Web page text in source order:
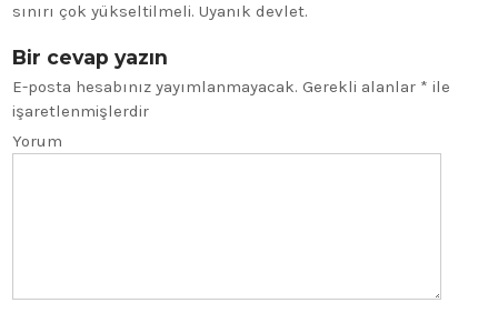
sınırı çok yükseltilmeli. Uyanık devlet.
Bir cevap yazın
E-posta hesabınız yayımlanmayacak. Gerekli alanlar * ile
işaretlenmişlerdir
Yorum